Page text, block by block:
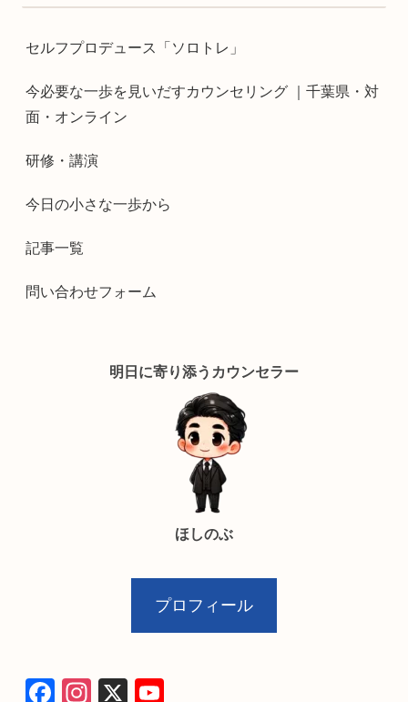
セルフプロデュース「ソロトレ」
今必要な一歩を見いだすカウンセリング ｜千葉県・対
面・オンライン
研修・講演
今日の小さな一歩から
記事一覧
問い合わせフォーム
明日に寄り添うカウンセラー
ほしのぶ
プロフィール
F
In
X